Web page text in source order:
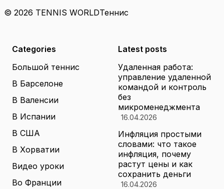
© 2026 TENNIS WORLDТеннис
Categories
Большой теннис
В Барселоне
В Валенсии
В Испании
В США
В Хорватии
Видео уроки
Во Франции
Latest posts
Удаленная работа:
управление удаленной
командой и контроль
без
микроменеджмента
16.04.2026
Инфляция простыми
словами: что такое
инфляция, почему
растут цены и как
сохранить деньги
16.04.2026